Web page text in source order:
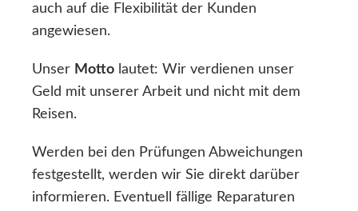
auch auf die Flexibilität der Kunden
angewiesen.
Unser Motto lautet: Wir verdienen unser
Geld mit unserer Arbeit und nicht mit dem
Reisen.
Werden bei den Prüfungen Abweichungen
festgestellt, werden wir Sie direkt darüber
informieren. Eventuell fällige Reparaturen